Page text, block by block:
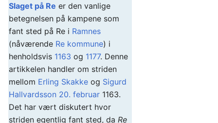
Slaget på Re er den vanlige
betegnelsen på kampene som
fant sted på Re i Ramnes
(nåværende Re kommune) i
henholdsvis 1163 og 1177. Denne
artikkelen handler om striden
mellom Erling Skakke og Sigurd
Hallvardsson 20. februar 1163.
Det har vært diskutert hvor
striden egentlig fant sted, da Re